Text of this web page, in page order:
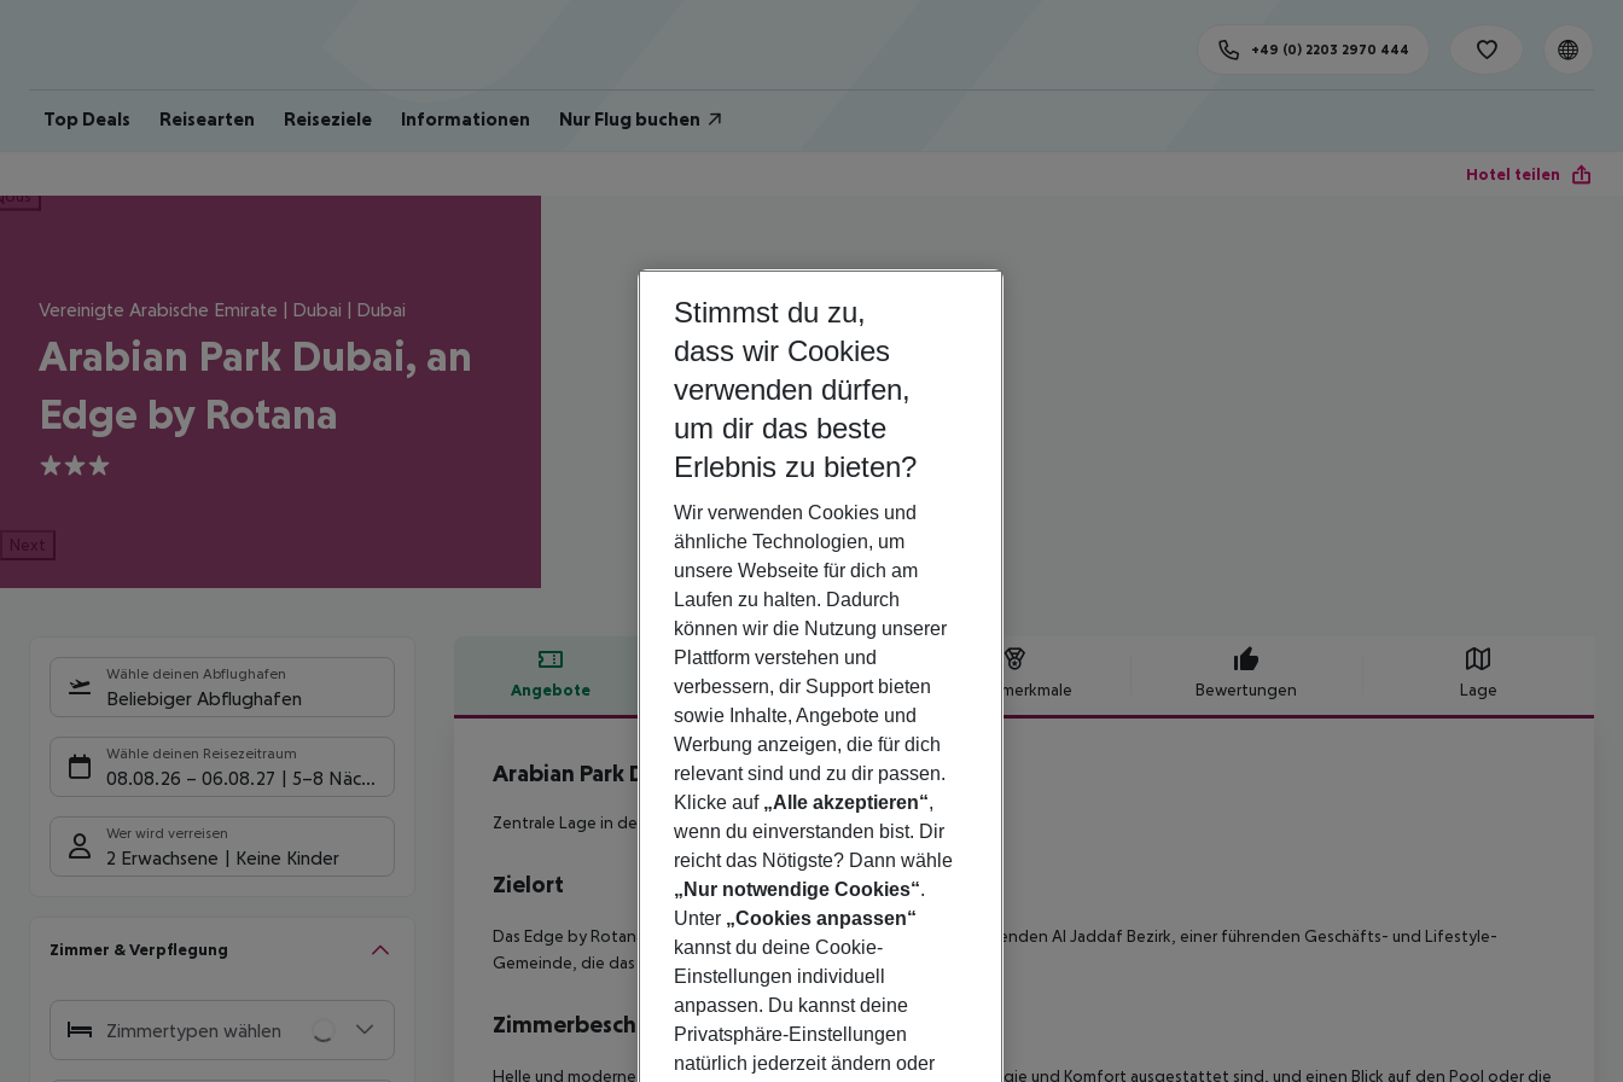
Top Deals Reisearten Reiseziele Informationen Nur Flug buchen
+49 (0) 2203 2970 444
Hotel teilen
Vereinigte Arabische Emirate | Dubai | Dubai
Arabian Park Dubai, an
Edge by Rotana
3
Next
Wähle deinen Abflughafen
Beliebiger Abflughafen
Wähle deinen Reisezeitraum
08.08.26 – 06.08.27 5-8 Nächte
Wer wird verreisen
2 Erwachsene Keine Kinder
Zimmer & Verpflegung
Zimmertypen wählen
Angebote Hotelbeschreibung Hotelmerkmale Bewertungen Lage
Hotelbeschreibung
Arabian Park Dubai, an Edge by Rotana
3
Zentrale Lage in der Stadt im Al Jaddaf Bezirk!
Zielort
Das Edge by Rotana Hotel, Arabian Park Dubai befindet sich im blühenden Al Jaddaf Bezirk, einer führenden Geschäfts- und Lifestyle-
Gemeinde, die das alte und das neue Dubai verbindet.
Zimmerbeschreibung
Helle und moderne Hotelzimmer, die alle mit der neuestenTechnologie und Komfort ausgestattet sind, und einen Blick auf den Pool oder die
Stimmst du zu,
dass wir Cookies
verwenden dürfen,
um dir das beste
Erlebnis zu bieten?
Wir verwenden Cookies und
ähnliche Technologien, um
unsere Webseite für dich am
Laufen zu halten. Dadurch
können wir die Nutzung unserer
Plattform verstehen und
verbessern, dir Support bieten
sowie Inhalte, Angebote und
Werbung anzeigen, die für dich
relevant sind und zu dir passen.
Klicke auf „Alle akzeptieren“,
wenn du einverstanden bist. Dir
reicht das Nötigste? Dann wähle
„Nur notwendige Cookies“.
Unter „Cookies anpassen“
kannst du deine Cookie-
Einstellungen individuell
anpassen. Du kannst deine
Privatsphäre-Einstellungen
natürlich jederzeit ändern oder